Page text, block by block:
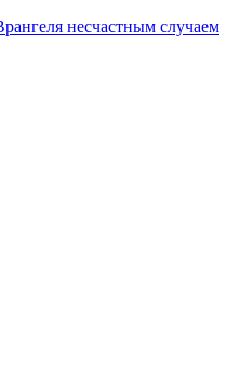
несчастным случаем